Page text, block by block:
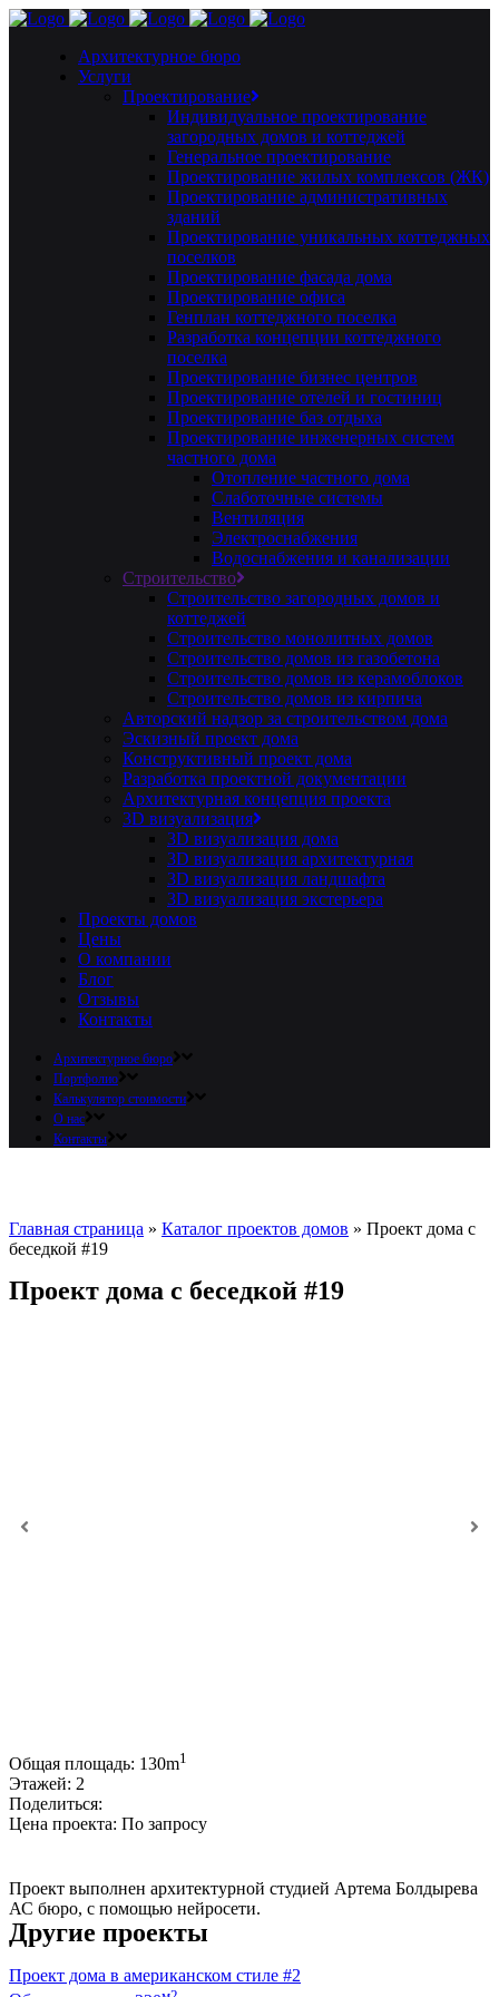
Архитектурное бюро
Услуги
Проектирование
Индивидуальное проектирование
загородных домов и коттеджей
Генеральное проектирование
Проектирование жилых комплексов (ЖК)
Проектирование административных
зданий
Проектирование уникальных коттеджных
поселков
Проектирование фасада дома
Проектирование офиса
Генплан коттеджного поселка
Разработка концепции коттеджного
поселка
Проектирование бизнес центров
Проектирование отелей и гостиниц
Проектирование баз отдыха
Проектирование инженерных систем
частного дома
Отопление частного дома
Слаботочные системы
Вентиляция
Электроснабжения
Водоснабжения и канализации
Строительство
Строительство загородных домов и
коттеджей
Строительство монолитных домов
Строительство домов из газобетона
Строительство домов из керамоблоков
Строительство домов из кирпича
Авторский надзор за строительством дома
Эскизный проект дома
Конструктивный проект дома
Разработка проектной документации
Архитектурная концепция проекта
3D визуализация
3D визуализация дома
3D визуализация архитектурная
3D визуализация ландшафта
3D визуализация экстерьера
Проекты домов
Цены
О компании
Блог
Отзывы
Контакты
Архитектурное бюро
Портфолио
Калькулятор стоимости
О нас
Контакты
Главная страница » Каталог проектов домов » Проект дома с
беседкой #19
Проект дома с беседкой #19
Общая площадь: 130m1
Этажей: 2
Поделиться:
Цена проекта: По запросу
Проект выполнен архитектурной студией Артема Болдырева
АС бюро, с помощью нейросети.
Другие проекты
Проект дома в американском стиле #2